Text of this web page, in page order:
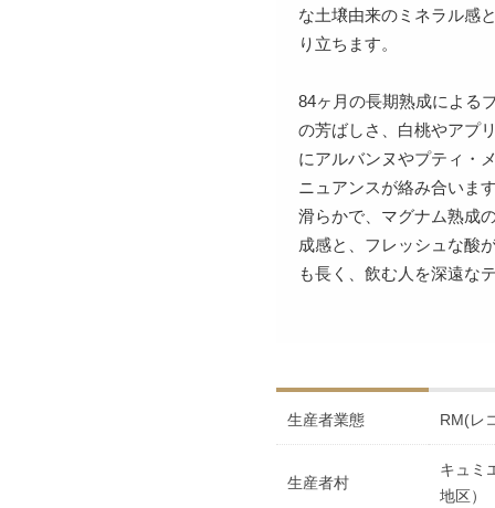
な土壌由来のミネラル感
り立ちます。
84ヶ月の長期熟成による
の芳ばしさ、白桃やアプ
にアルバンヌやプティ・
ニュアンスが絡み合いま
滑らかで、マグナム熟成
成感と、フレッシュな酸
も長く、飲む人を深遠な
生産者業態 RM(レ
生産者村
キュミ
地区）